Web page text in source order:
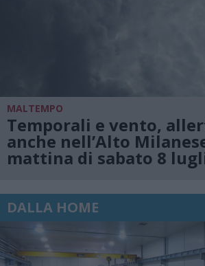
MALTEMPO
Temporali e vento,
anche nell’Alto
mattina di sabato 8
DALLA HOME